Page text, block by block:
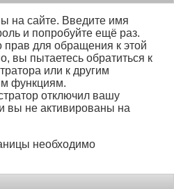
на сайте. Введите имя
и попробуйте ещё раз.
прав для обращения к этой
вы пытаетесь обратиться к
или к другим
функциям.
отключил вашу
вы не активированы на
необходимо